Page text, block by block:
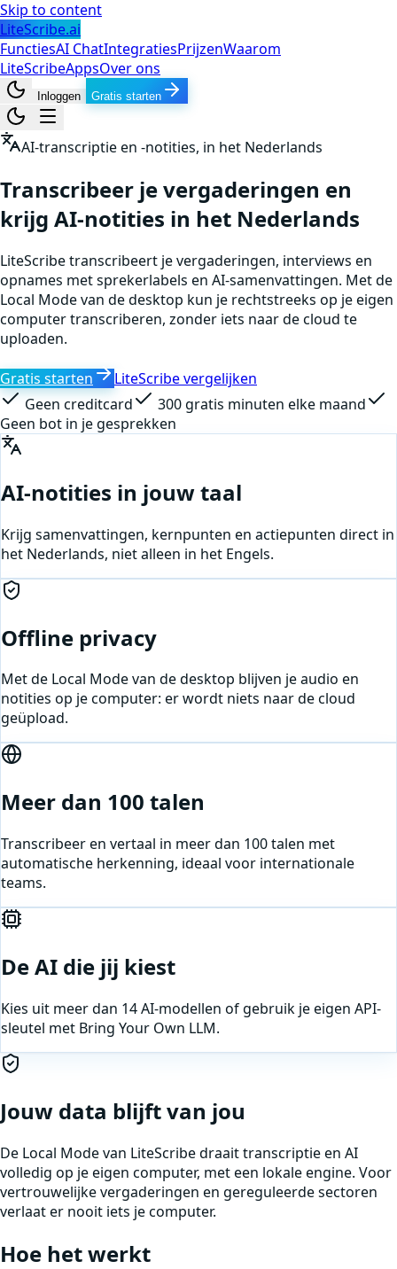
Skip to content
LiteScribe.ai
FunctiesAI ChatIntegratiesPrijzenWaarom
LiteScribeAppsOver ons
Inloggen Gratis starten
AI-transcriptie en -notities, in het Nederlands
Transcribeer je vergaderingen en
krijg AI-notities in het Nederlands
LiteScribe transcribeert je vergaderingen, interviews en
opnames met sprekerlabels en AI-samenvattingen. Met de
Local Mode van de desktop kun je rechtstreeks op je eigen
computer transcriberen, zonder iets naar de cloud te
uploaden.
Gratis starten
LiteScribe vergelijken
Geen creditcard
300 gratis minuten elke maand
Geen bot in je gesprekken
AI-notities in jouw taal
Krijg samenvattingen, kernpunten en actiepunten direct in
het Nederlands, niet alleen in het Engels.
Offline privacy
Met de Local Mode van de desktop blijven je audio en
notities op je computer: er wordt niets naar de cloud
geüpload.
Meer dan 100 talen
Transcribeer en vertaal in meer dan 100 talen met
automatische herkenning, ideaal voor internationale
teams.
De AI die jij kiest
Kies uit meer dan 14 AI-modellen of gebruik je eigen API-
sleutel met Bring Your Own LLM.
Jouw data blijft van jou
De Local Mode van LiteScribe draait transcriptie en AI
volledig op je eigen computer, met een lokale engine. Voor
vertrouwelijke vergaderingen en gereguleerde sectoren
verlaat er nooit iets je computer.
Hoe het werkt